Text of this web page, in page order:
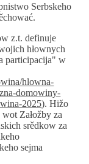
Serbskeho
z.t. definuje
hłownych
participacija" w
hlowna-
domowiny-
2025). Hižo
Załožby za
srědkow za
sejma